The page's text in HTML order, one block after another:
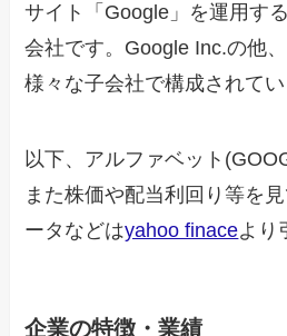
サイト「Google」を運用す
会社です。Google Inc.の他
様々な子会社で構成されてい
以下、アルファベット
また株価や配当利回り等を
ータなどはyahoo finaceより
企業の特徴・業績